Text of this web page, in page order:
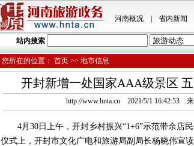
河南概况| 省内新闻
站内搜索
您所在的位置： 首页 >> 地市信息
开封新增一处国家AAA级景区
http://www.hnta.cn 2021/5/1 16:42:53
4月30日上午，开封乡村振兴“1+6”示范带余店民
仪式上，开封市文化广电和旅游局副局长杨晓伟宣